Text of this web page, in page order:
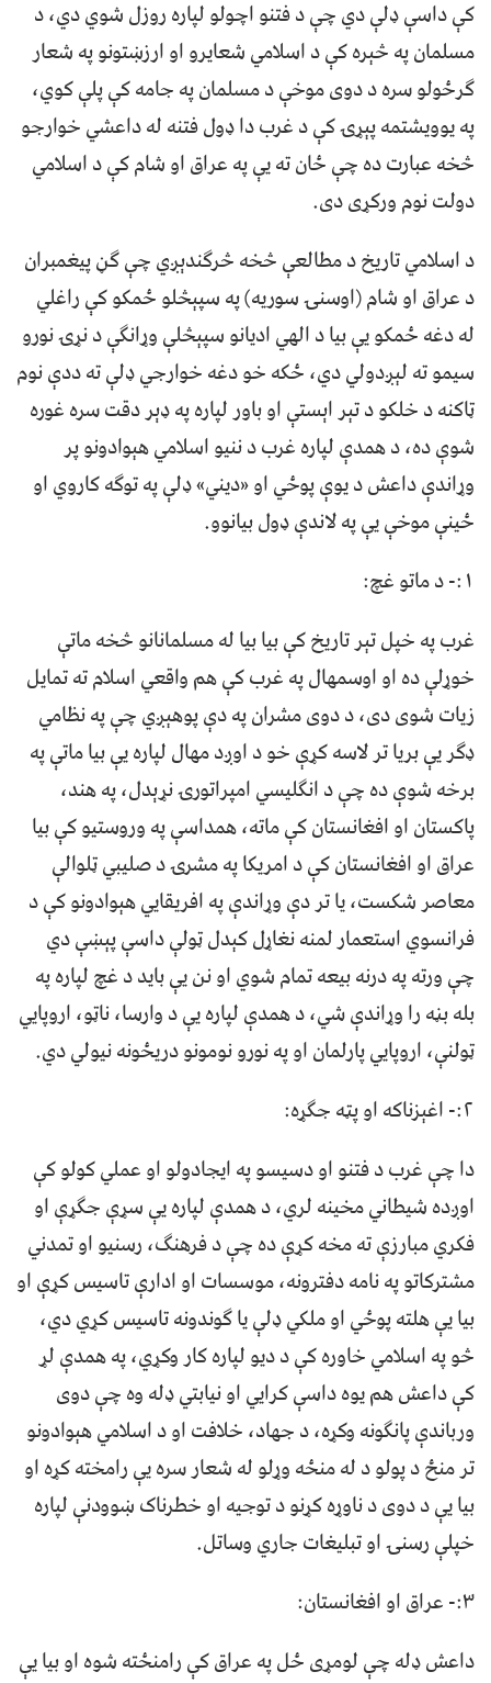
کې داسې ډلې دي چې د فتنو اچولو لپاره روزل شوي دي، د
مسلمان په څېره کې د اسلامي شعایرو او ارزښتونو په شعار
ګرځولو سره د دوی موخې د مسلمان په جامه کې پلې کوي،
په یوویشتمه پېړۍ کې د غرب دا ډول فتنه له داعشي خوارجو
څخه عبارت ده چې ځان ته یې په عراق او شام کې د اسلامي
دولت نوم ورکړی دی.
د اسلامي تاریخ د مطالعې څخه څرګندېږي چې ګڼ پیغمبران
د عراق او شام (اوسنۍ سوریه) په سپېڅلو ځمکو کې راغلي
له دغه ځمکو یې بیا د الهي ادیانو سپېڅلې وړانګې د نړۍ نورو
سیمو ته لېږدولي دي، ځکه خو دغه خوارجي ډلې ته ددې نوم
ټاکنه د خلکو د تېر اېستې او باور لپاره په ډېر دقت سره غوره
شوې ده، د همدې لپاره غرب د ننیو اسلامي هېوادونو پر
وړاندې داعش د یوې پوځي او «دیني» ډلې په توګه کاروي او
ځينې موخې یې په لاندې ډول بیانوو.
۱:- د ماتو غچ:
غرب په خپل تېر تاریخ کې بیا بیا له مسلمانانو څخه ماتې
خوړلې ده او اوسمهال په غرب کې هم واقعي اسلام ته تمایل
زیات شوی دی، د دوی مشران په دې پوهېږي چې په نظامي
ډګر یې بریا تر لاسه کړې خو د اوږد مهال لپاره یې بیا ماتې په
برخه شوې ده چې د انګلیسي امپراتورۍ نړېدل، په هند،
پاکستان او افغانستان کې ماته، همداسې په وروستیو کې بیا
عراق او افغانستان کې د امریکا په مشرۍ د صلیبي ټلوالې
معاصر شکست، یا تر دې وړاندې په افریقايي هېوادونو کې د
فرانسوي استعمار لمنه نغاړل کېدل ټولې داسې پېښې دي
چې ورته په درنه بیعه تمام شوي او نن یې باید د غچ لپاره په
بله بڼه را وړاندې شي، د همدې لپاره یې د وارسا، ناټو، اروپايي
ټولنې، اروپايي پارلمان او په نورو نومونو دریځونه نیولي دي.
۲:- اغېزناکه او پټه جګړه:
دا چې غرب د فتنو او دسیسو په ایجادولو او عملي کولو کې
اوږده شیطاني مخینه لري، د همدې لپاره یې سړې جګړې او
فکري مبارزې ته مخه کړې ده چې د فرهنګ، رسنیو او تمدني
مشترکاتو په نامه دفترونه، موسسات او ادارې تاسیس کړې او
بیا یې هلته پوځي او ملکي ډلې یا ګوندونه تاسیس کړي دي،
څو په اسلامي خاوره کې د دیو لپاره کار وکړي، په همدې لړ
کې داعش هم یوه داسې کرايي او نیابتي ډله وه چې دوی
ورباندې پانګونه وکړه، د جهاد، خلافت او د اسلامي هېوادونو
تر منځ د پولو د له منځه وړلو له شعار سره یې رامخته کړه او
بیا یې د دوی د ناوړه کړنو د توجیه او خطرناک ښوودنې لپاره
خپلې رسنۍ او تبلیغات جاري وساتل.
۳:- عراق او افغانستان:
داعش ډله چې لومړی ځل په عراق کې رامنځته شوه او بیا یې